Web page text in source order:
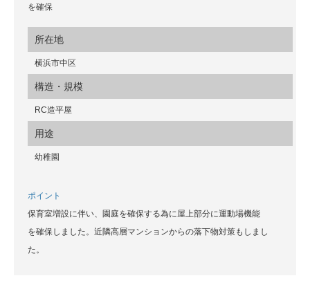
を確保
所在地
横浜市中区
構造・規模
RC造平屋
用途
幼稚園
ポイント
保育室増設に伴い、園庭を確保する為に屋上部分に運動場機能
を確保しました。近隣高層マンションからの落下物対策もしまし
た。